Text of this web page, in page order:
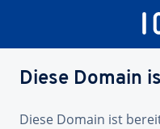
Diese Domain
Diese Domain ist